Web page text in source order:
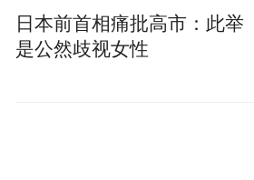
日本前首相痛批高市：此举
是公然歧视女性